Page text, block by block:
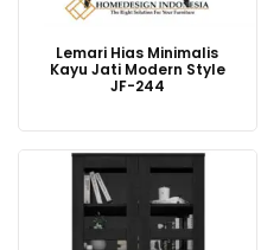
Lemari Hias Minimalis
Kayu Jati Modern Style
JF-244